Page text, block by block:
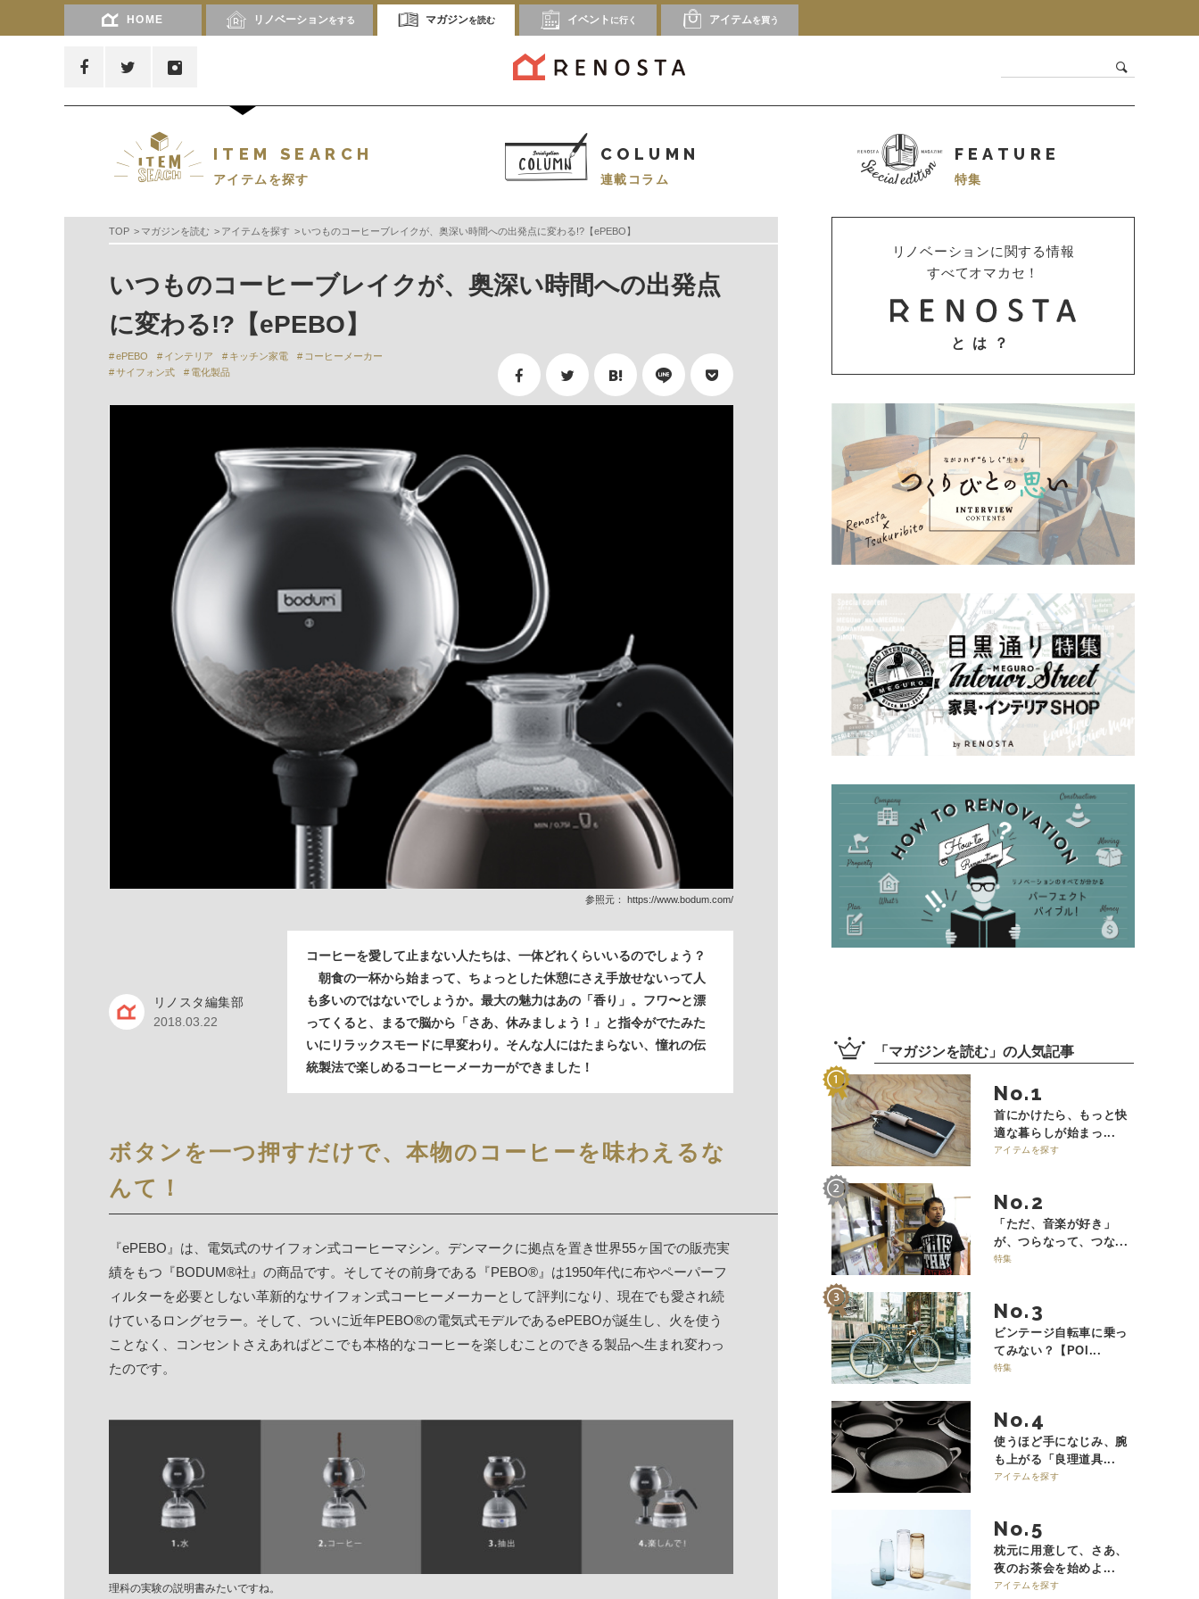
HOME リノベーションをする マガジンを読む イベント に行く アイテムを買う
ITEM SEARCH
アイテムを探す
COLUMN
連載コラム
FEATURE
特集
TOP マガジンを読む アイテムを探す いつものコーヒーブレイクが、奥深い時間への出発点に変わる!?【ePEBO】
いつものコーヒーブレイクが、奥深い時間への出発点
に変わる!?【ePEBO】
ePEBO インテリア キッチン家電
コーヒーメーカー
サイフォン式
電化製品
参照元： https://www.bodum.com/
リノスタ編集部
2018.03.22
コーヒーを愛して止まない人たちは、一体どれくらいいるのでしょう？
朝食の一杯から始まって、ちょっとした休憩にさえ手放せないって人
も多いのではないでしょうか。最大の魅力はあの「香り」。フワ〜と漂
ってくると、まるで脳から「さあ、休みましょう！」と指令がでたみた
いにリラックスモードに早変わり。そんな人にはたまらない、憧れの伝
統製法で楽しめるコーヒーメーカーができました！
ボタンを一つ押すだけで、本物のコーヒーを味わえるな
んて！
『ePEBO 』は、電気式のサイフォン式コーヒーマシン。デンマークに拠点を置き世界55ヶ国での販売実
績をもつ『BODUM®社』の商品です。そしてその前身である『PEBO® 』は1950年代に布やペーパーフ
ィルターを必要としない革新的なサイフォン式コーヒーメーカーとして評判になり、現在でも愛され続
けているロングセラー。そして、ついに近年PEBO®の電気式モデルであるePEBOが誕生し、火を使う
ことなく、コンセントさえあればどこでも本格的なコーヒーを楽しむことのできる製品へ生まれ変わっ
たのです。
理科の実験の説明書みたいですね。
リノベーションに関する情報
すべてオマカセ！
とは？
「 マガジンを読む 」の人気記事
No.
首にかけたら、もっと快
適な暮らしが始まっ...
アイテムを探す
No.
「ただ、音楽が好き」
が、つらなって、つな...
特集
No.
ビンテージ自転車に乗っ
てみない？【POI...
特集
No.
使うほど手になじみ、腕
も上がる「良理道具...
アイテムを探す
No.
枕元に用意して、さあ、
夜のお茶会を始めよ...
アイテムを探す